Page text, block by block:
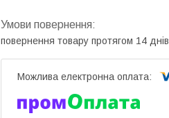
повернення товару протягом 14 днів